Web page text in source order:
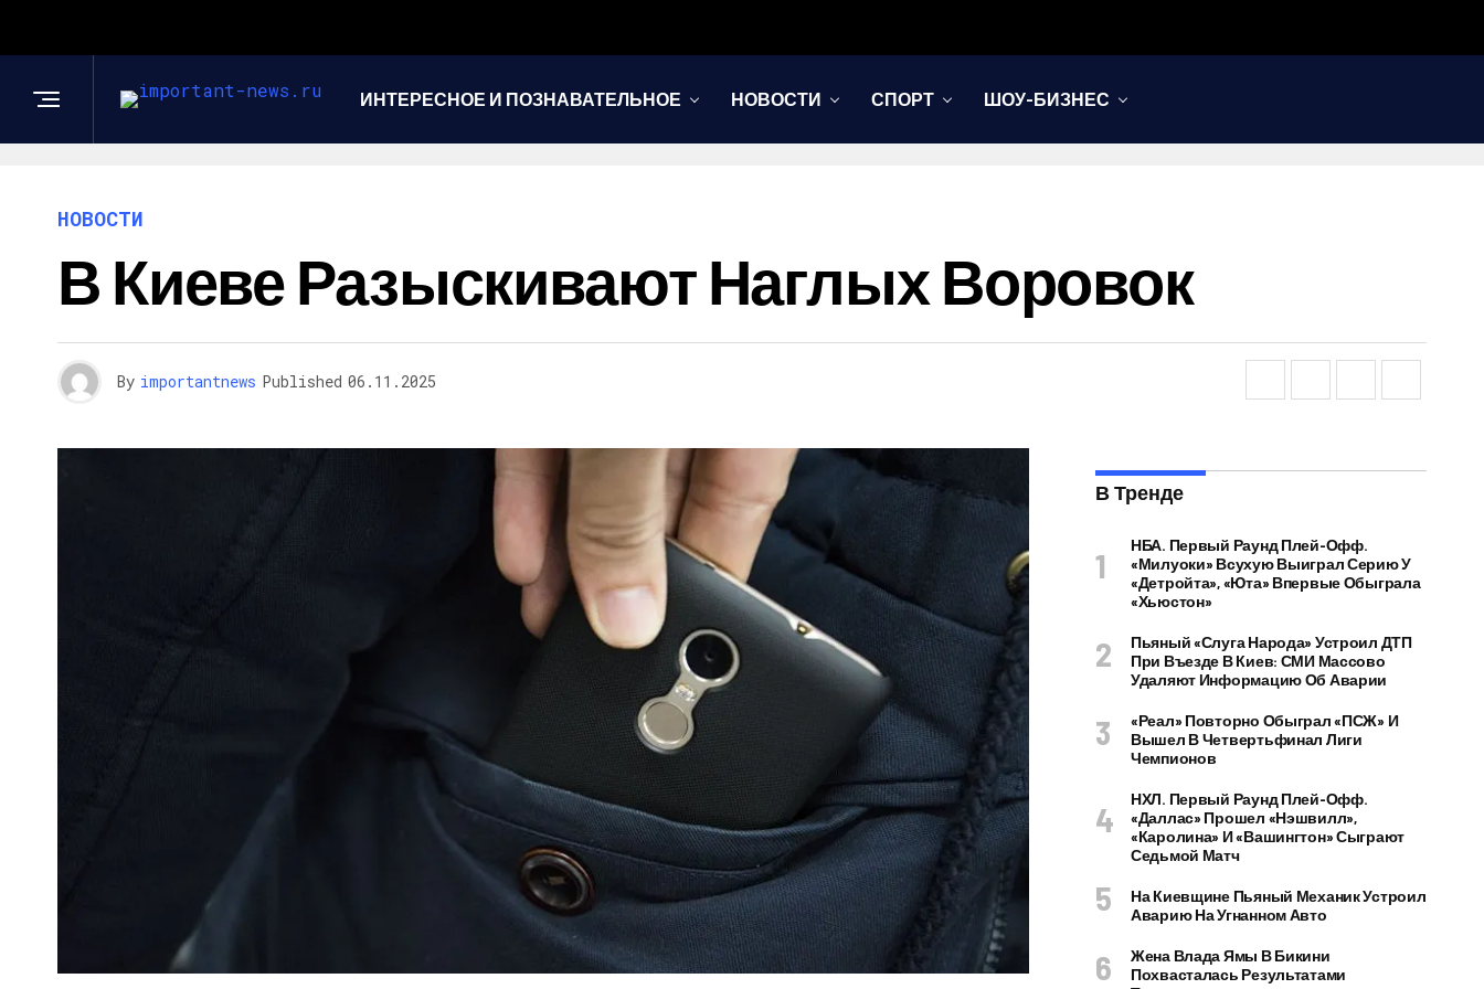
ИНТЕРЕСНОЕ И ПОЗНАВАТЕЛЬНОЕ НОВОСТИ СПОРТ ШОУ-БИЗНЕС
НОВОСТИ
В Киеве Разыскивают Наглых Воровок
By importantnews Published 06.11.2025
В Тренде
НБА. Первый Раунд Плей-Офф.
«Милуоки» Всухую Выиграл Серию У
«Детройта», «Юта» Впервые Обыграла
«Хьюстон»
Пьяный «слуга Народа» Устроил ДТП
При Въезде В Киев: СМИ Массово
Удаляют Информацию Об Аварии
«Реал» Повторно Обыграл «ПСЖ» И
Вышел В Четвертьфинал Лиги
Чемпионов
НХЛ. Первый Раунд Плей-Офф.
«Даллас» Прошел «Нэшвилл»,
«Каролина» И «Вашингтон» Сыграют
Седьмой Матч
На Киевщине Пьяный Механик Устроил
Аварию На Угнанном Авто
Жена Влада Ямы В Бикини
Похвасталась Результатами